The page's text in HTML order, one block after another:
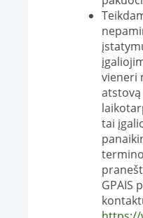
vieneri
tai
GPAIS